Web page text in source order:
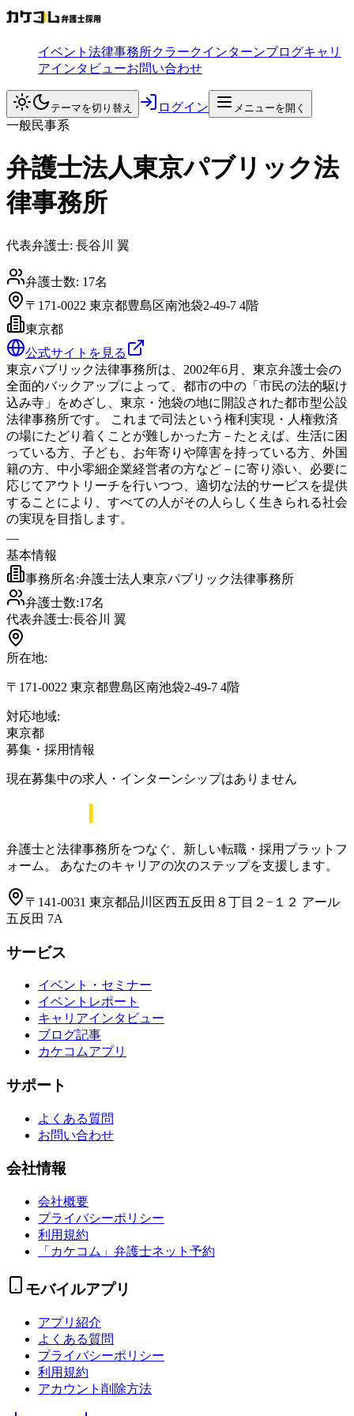
イベント 法律事務所クラークインターンブログキャリ
アインタビューお問い合わせ
テーマを切り替え ログイン メニューを開く
一般民事系
弁護士法人東京パブリック法
律事務所
代表弁護士: 長谷川 翼
弁護士数: 17名
〒171-0022 東京都豊島区南池袋2-49-7 4階
東京都
公式サイトを見る
東京パブリック法律事務所は、2002年6月、東京弁護士会の
全面的バックアップによって、都市の中の「市民の法的駆け
込み寺」をめざし、東京・池袋の地に開設された都市型公設
法律事務所です。 これまで司法という権利実現・人権救済
の場にたどり着くことが難しかった方－たとえば、生活に困
っている方、子ども、お年寄りや障害を持っている方、外国
籍の方、中小零細企業経営者の方など－に寄り添い、必要に
応じてアウトリーチを行いつつ、適切な法的サービスを提供
することにより、すべての人がその人らしく生きられる社会
の実現を目指します。
―
基本情報
事務所名:弁護士法人東京パブリック法律事務所
弁護士数:17名
代表弁護士:長谷川 翼
所在地:
〒171-0022 東京都豊島区南池袋2-49-7 4階
対応地域:
東京都
募集・採用情報
現在募集中の求人・インターンシップはありません
弁護士と法律事務所をつなぐ、新しい転職・採用プラットフ
ォーム。 あなたのキャリアの次のステップを支援します。
〒141-0031 東京都品川区西五反田８丁目２−１２ アール
五反田 7A
サービス
イベント・セミナー
イベントレポート
キャリアインタビュー
ブログ記事
カケコムアプリ
サポート
よくある質問
お問い合わせ
会社情報
会社概要
プライバシーポリシー
利用規約
「カケコム」弁護士ネット予約
モバイルアプリ
アプリ紹介
よくある質問
プライバシーポリシー
利用規約
アカウント削除方法